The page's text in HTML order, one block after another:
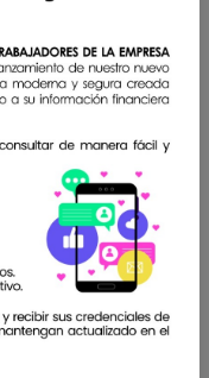
socios como
vida,hemos sido
socios. Historias
valores como
así como la
Son
con todos.
cambio.